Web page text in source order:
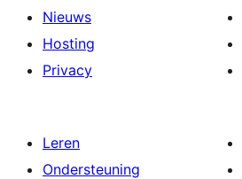
Nieuws
Hosting
Privacy
Leren
Ondersteuning